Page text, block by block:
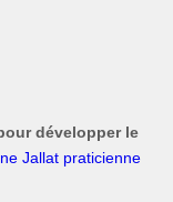
développer le
Jallat praticienne